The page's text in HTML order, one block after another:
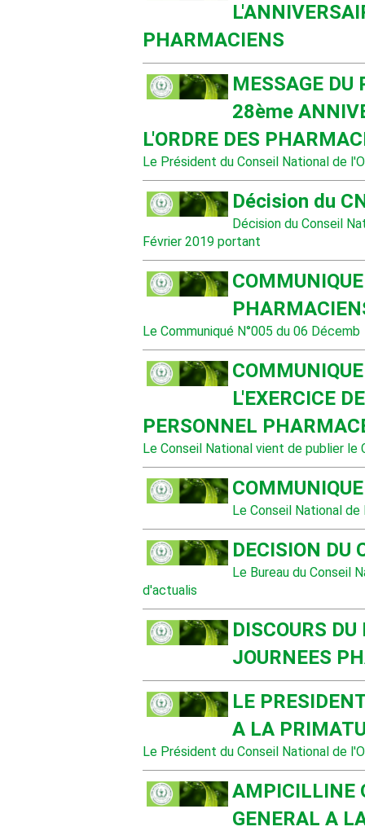
PHARMACIENS
MESSAGE DU
28ème
L'ORDRE DES
Le Président du Conseil National de
Décision du
Décision du Conseil
Février 2019 portant
Le Communiqué N°005 du 06 Décemb
L'EXERCICE
PERSONNEL
Le Conseil National vient de publier le
Le Conseil National de
DECISION DU
Le Bureau du Conseil
d'actualis
DISCOURS
JOURNEES
LE
A LA
Le Président du Conseil National de
AMPICILLINE
GENERAL A